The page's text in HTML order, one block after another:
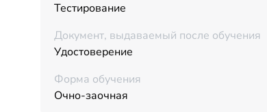
Тестирование
Документ, выдаваемый после обучения
Удостоверение
Форма обучения
Очно-заочная